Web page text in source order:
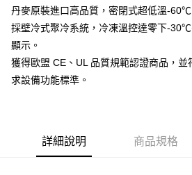
AFTEE先享後付是「在收到商品之後才付款」
便利好安心！
１．簡單：不需註冊會員、不需綁卡、不需儲
２．便利：只要手機號碼，簡訊認證，即可結帳
３．安心：先確認商品／服務後，再付款。
【「AFTEE先享後付」結帳流程】
ATM／網路銀行／等多元方式進行付款，方視
※ 請注意：結帳手續完成當下不需立刻繳費，
運送方式
宅配(請注意配件不含在免運內)
免運費
丹麥原裝進口高品質，密閉式超低溫-60℃
採壁冷式聚冷系統，冷凍溫控達零下-
顯示。
獲得歐盟 CE、UL 品質規範認證商品，
求設備功能標準。
詳細說明 商品規格